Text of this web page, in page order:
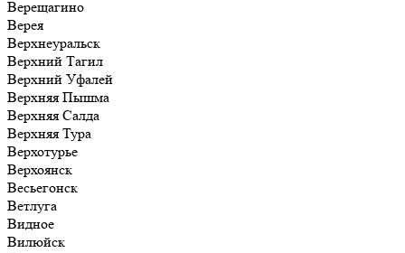
Верещагино
Верея
Верхнеуральск
Верхний Тагил
Верхний Уфалей
Верхняя Пышма
Верхняя Салда
Верхняя Тура
Верхотурье
Верхоянск
Весьегонск
Ветлуга
Видное
Вилюйск